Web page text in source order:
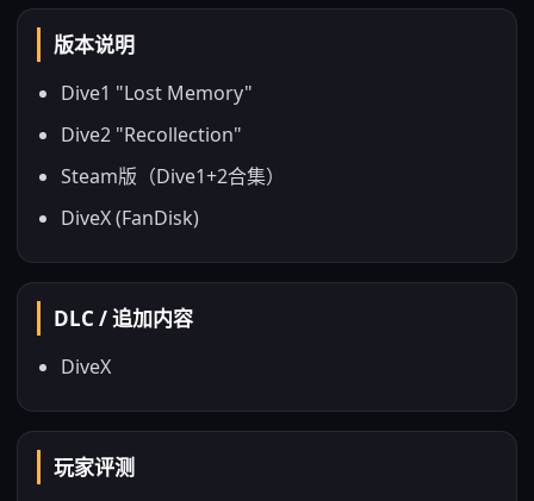
版本说明
Dive1 "Lost Memory"
Dive2 "Recollection"
Steam版（Dive1+2合集）
DiveX (FanDisk)
DLC / 追加内容
DiveX
玩家评测